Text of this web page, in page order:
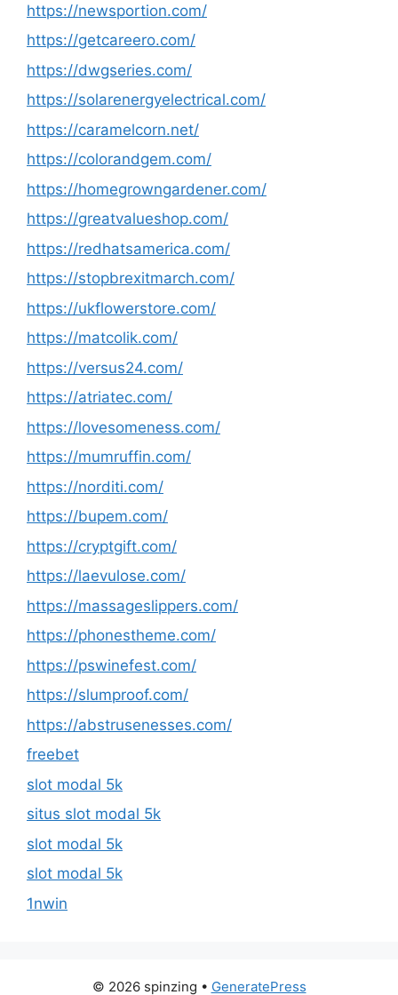
https://newsportion.com/
https://getcareero.com/
https://dwgseries.com/
https://solarenergyelectrical.com/
https://caramelcorn.net/
https://colorandgem.com/
https://homegrowngardener.com/
https://greatvalueshop.com/
https://redhatsamerica.com/
https://stopbrexitmarch.com/
https://ukflowerstore.com/
https://matcolik.com/
https://versus24.com/
https://atriatec.com/
https://lovesomeness.com/
https://mumruffin.com/
https://norditi.com/
https://bupem.com/
https://cryptgift.com/
https://laevulose.com/
https://massageslippers.com/
https://phonestheme.com/
https://pswinefest.com/
https://slumproof.com/
https://abstrusenesses.com/
freebet
slot modal 5k
situs slot modal 5k
slot modal 5k
slot modal 5k
1nwin
© 2026 spinzing • GeneratePress